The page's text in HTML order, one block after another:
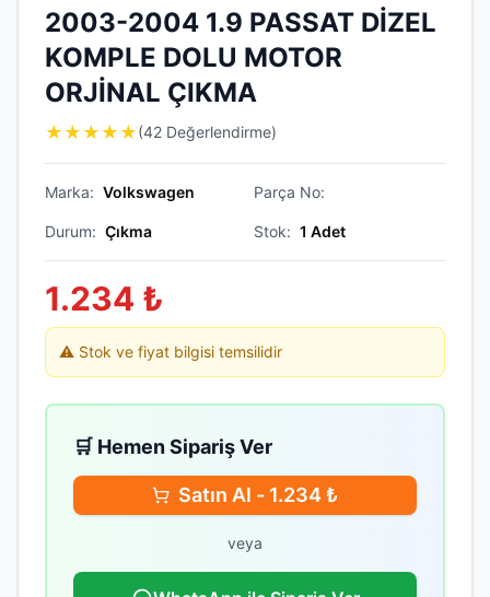
2003-2004 1.9 PASSAT DİZEL
KOMPLE DOLU MOTOR
ORJİNAL ÇIKMA
★ ★ ★ ★ ★(42 Değerlendirme)
Marka: Volkswagen Parça No:
Durum: Çıkma Stok: 1 Adet
1.234 ₺
⚠️ Stok ve fiyat bilgisi temsilidir
🛒 Hemen Sipariş Ver
Satın Al - 1.234 ₺
veya